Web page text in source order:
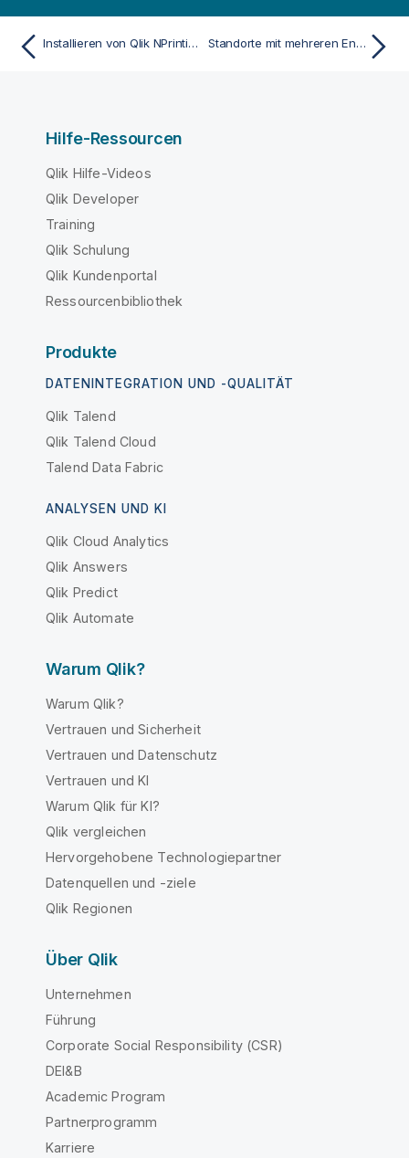
Installieren von Qlik NPrinting Engine Standorte mit mehreren Engines
Hilfe-Ressourcen
Qlik Hilfe-Videos
Qlik Developer
Training
Qlik Schulung
Qlik Kundenportal
Ressourcenbibliothek
Produkte
DATENINTEGRATION UND -QUALITÄT
Qlik Talend
Qlik Talend Cloud
Talend Data Fabric
ANALYSEN UND KI
Qlik Cloud Analytics
Qlik Answers
Qlik Predict
Qlik Automate
Warum Qlik?
Warum Qlik?
Vertrauen und Sicherheit
Vertrauen und Datenschutz
Vertrauen und KI
Warum Qlik für KI?
Qlik vergleichen
Hervorgehobene Technologiepartner
Datenquellen und -ziele
Qlik Regionen
Über Qlik
Unternehmen
Führung
Corporate Social Responsibility (CSR)
DEI&B
Academic Program
Partnerprogramm
Karriere